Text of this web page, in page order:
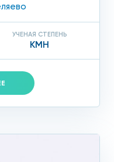
УЧЕНАЯ СТЕПЕНЬ
КМН